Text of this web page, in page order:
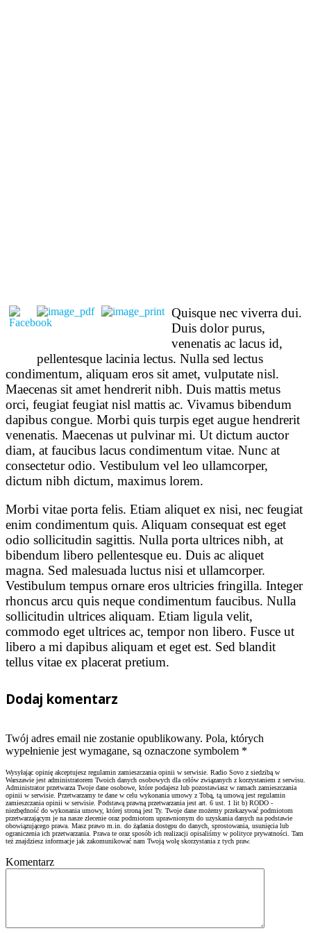
Quisque nec viverra dui.
Duis dolor purus,
venenatis ac lacus id,
pellentesque lacinia lectus. Nulla sed lectus
condimentum, aliquam eros sit amet, vulputate nisl.
Maecenas sit amet hendrerit nibh. Duis mattis metus
orci, feugiat feugiat nisl mattis ac. Vivamus bibendum
dapibus congue. Morbi quis turpis eget augue hendrerit
venenatis. Maecenas ut pulvinar mi. Ut dictum auctor
diam, at faucibus lacus condimentum vitae. Nunc at
consectetur odio. Vestibulum vel leo ullamcorper,
dictum nibh dictum, maximus lorem.
Morbi vitae porta felis. Etiam aliquet ex nisi, nec feugiat
enim condimentum quis. Aliquam consequat est eget
odio sollicitudin sagittis. Nulla porta ultrices nibh, at
bibendum libero pellentesque eu. Duis ac aliquet
magna. Sed malesuada luctus nisi et ullamcorper.
Vestibulum tempus ornare eros ultricies fringilla. Integer
rhoncus arcu quis neque condimentum faucibus. Nulla
sollicitudin ultrices aliquam. Etiam ligula velit,
commodo eget ultrices ac, tempor non libero. Fusce ut
libero a mi dapibus aliquam et eget est. Sed blandit
tellus vitae ex placerat pretium.
Dodaj komentarz
Twój adres email nie zostanie opublikowany. Pola, których
wypełnienie jest wymagane, są oznaczone symbolem *
Wysyłając opinię akceptujesz regulamin zamieszczania opinii w serwisie. Radio Sovo z siedzibą w
Warszawie jest administratorem Twoich danych osobowych dla celów związanych z korzystaniem z serwisu.
Administrator przetwarza Twoje dane osobowe, które podajesz lub pozostawiasz w ramach zamieszczania
opinii w serwisie. Przetwarzamy te dane w celu wykonania umowy z Tobą, tą umową jest regulamin
zamieszczania opinii w serwisie. Podstawą prawną przetwarzania jest art. 6 ust. 1 lit b) RODO -
niezbędność do wykonania umowy, której stroną jest Ty. Twoje dane możemy przekazywać podmiotom
przetwarzającym je na nasze zlecenie oraz podmiotom uprawnionym do uzyskania danych na podstawie
obowiązującego prawa. Masz prawo m.in. do żądania dostępu do danych, sprostowania, usunięcia lub
ograniczenia ich przetwarzania. Prawa te oraz sposób ich realizacji opisaliśmy w polityce prywatności. Tam
też znajdziesz informacje jak zakomunikować nam Twoją wolę skorzystania z tych praw.
Komentarz